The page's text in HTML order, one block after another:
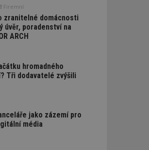
Firemní
zranitelné domácnosti
úvěr, poradenství na
ARCH
hromadného
Tři dodavatelé zvýšili
jako zázemí pro
média